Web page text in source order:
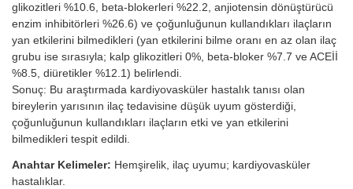
glikozitleri %10.6, beta-blokerleri %22.2, anjiotensin dönüştürücü
enzim inhibitörleri %26.6) ve çoğunluğunun kullandıkları ilaçların
yan etkilerini bilmedikleri (yan etkilerini bilme oranı en az olan ilaç
grubu ise sırasıyla; kalp glikozitleri 0%, beta-bloker %7.7 ve ACEİİ
%8.5, diüretikler %12.1) belirlendi.
Sonuç: Bu araştırmada kardiyovasküler hastalık tanısı olan
bireylerin yarısının ilaç tedavisine düşük uyum gösterdiği,
çoğunluğunun kullandıkları ilaçların etki ve yan etkilerini
bilmedikleri tespit edildi.
Anahtar Kelimeler: Hemşirelik, ilaç uyumu; kardiyovasküler
hastalıklar.